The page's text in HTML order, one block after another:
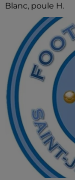
Blanc, poule H.